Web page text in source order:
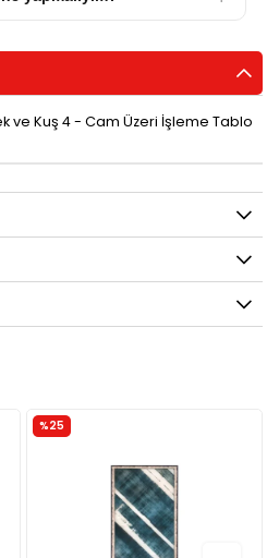
ve Kuş 4 - Cam Üzeri İşleme Tablo